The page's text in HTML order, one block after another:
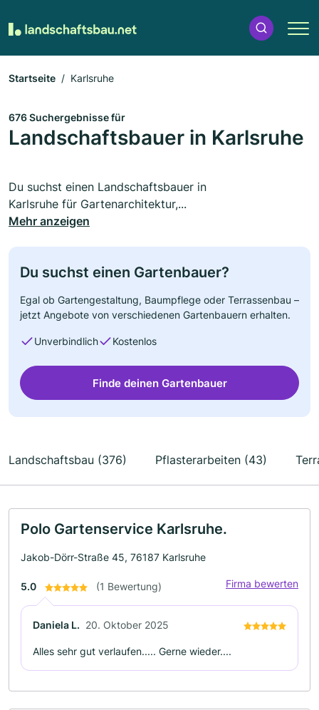
Startseite Karlsruhe
676 Suchergebnisse für
Landschaftsbauer in Karlsruhe
Du suchst einen Landschaftsbauer in
Karlsruhe für Gartenarchitektur,...
Mehr anzeigen
Du suchst einen Gartenbauer?
Egal ob Gartengestaltung, Baumpflege oder Terrassenbau –
jetzt Angebote von verschiedenen Gartenbauern erhalten.
Unverbindlich Kostenlos
Finde deinen Gartenbauer
Landschaftsbau (376) Pflasterarbeiten (43)
Polo Gartenservice Karlsruhe.
Jakob-Dörr-Straße 45, 76187 Karlsruhe
5.0 (1 Bewertung) Firma bewerten
Daniela L. 20. Oktober 2025
Alles sehr gut verlaufen..... Gerne wieder....